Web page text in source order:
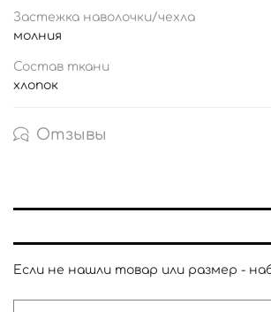
Застежка наволочки/чехла
молния
Состав ткани
хлопок
Отзывы
Если не нашли товар или размер -